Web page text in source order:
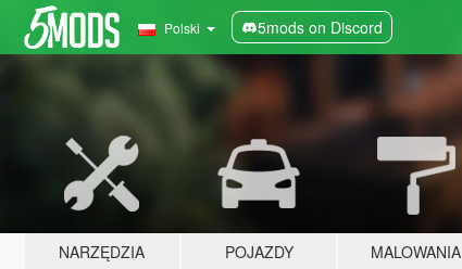
Polski 5mods on Discord
NARZĘDZIA POJAZDY MALOWANIA